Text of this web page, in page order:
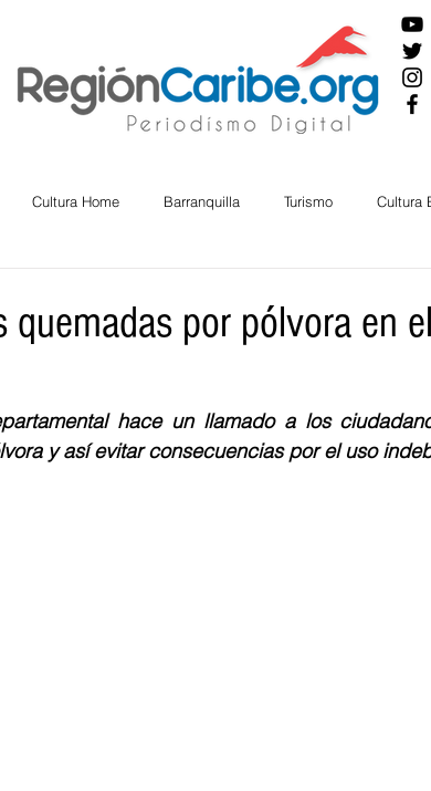
Cultura Home Barranquilla Turismo Cultura
por pólvora en el
hace un llamado a los
y así evitar consecuencias por el uso